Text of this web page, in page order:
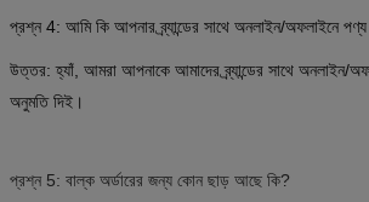
প্রশ্ন 4: আমি কি আপনার ব্র্যান্ডের সাথে অনলাইন/অফলাইনে পণ্য
উত্তর: হ্যাঁ, আমরা আপনাকে আমাদের ব্র্যান্ডের সাথে অনলাইন/
অনুমতি দিই।
প্রশ্ন 5: বাল্ক অর্ডারের জন্য কোন ছাড় আছে কি?